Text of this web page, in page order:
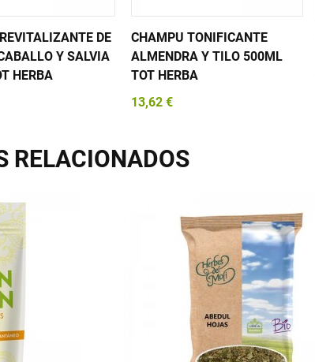
DE
Y SALVIA
HERBA
CHAMPU TONIFICANTE
ALMENDRA Y TILO 500ML
TOT HERBA
13,62 €
RELACIONADOS